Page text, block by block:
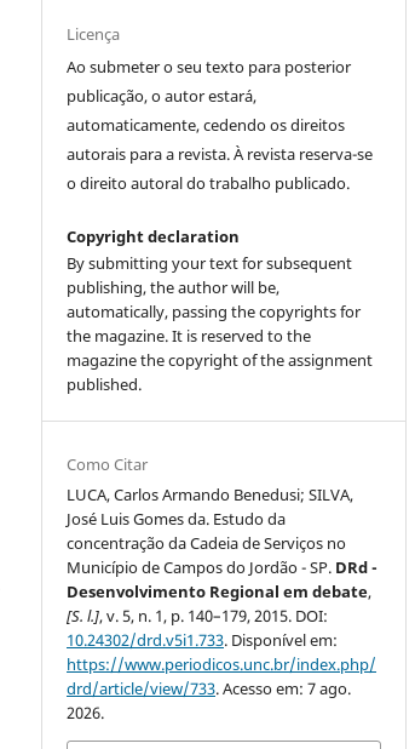
Licença
Ao submeter o seu texto para posterior
publicação, o autor estará,
automaticamente, cedendo os direitos
autorais para a revista. À revista reserva-se
o direito autoral do trabalho publicado.
Copyright declaration
By submitting your text for subsequent
publishing, the author will be,
automatically, passing the copyrights for
the magazine. It is reserved to the
magazine the copyright of the assignment
published.
Como Citar
LUCA, Carlos Armando Benedusi; SILVA,
José Luis Gomes da. Estudo da
concentração da Cadeia de Serviços no
Município de Campos do Jordão - SP. DRd -
Desenvolvimento Regional em debate,
[S. l.], v. 5, n. 1, p. 140–179, 2015. DOI:
10.24302/drd.v5i1.733. Disponível em:
https://www.periodicos.unc.br/index.php/
drd/article/view/733. Acesso em: 7 ago.
2026.